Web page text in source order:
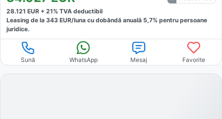
28.121 EUR + 21% TVA deductibil
Leasing de la 343 EUR/luna cu dobăndă anuală 5,7% pentru persoane
juridice.
Sună WhatsApp Mesaj Favorite